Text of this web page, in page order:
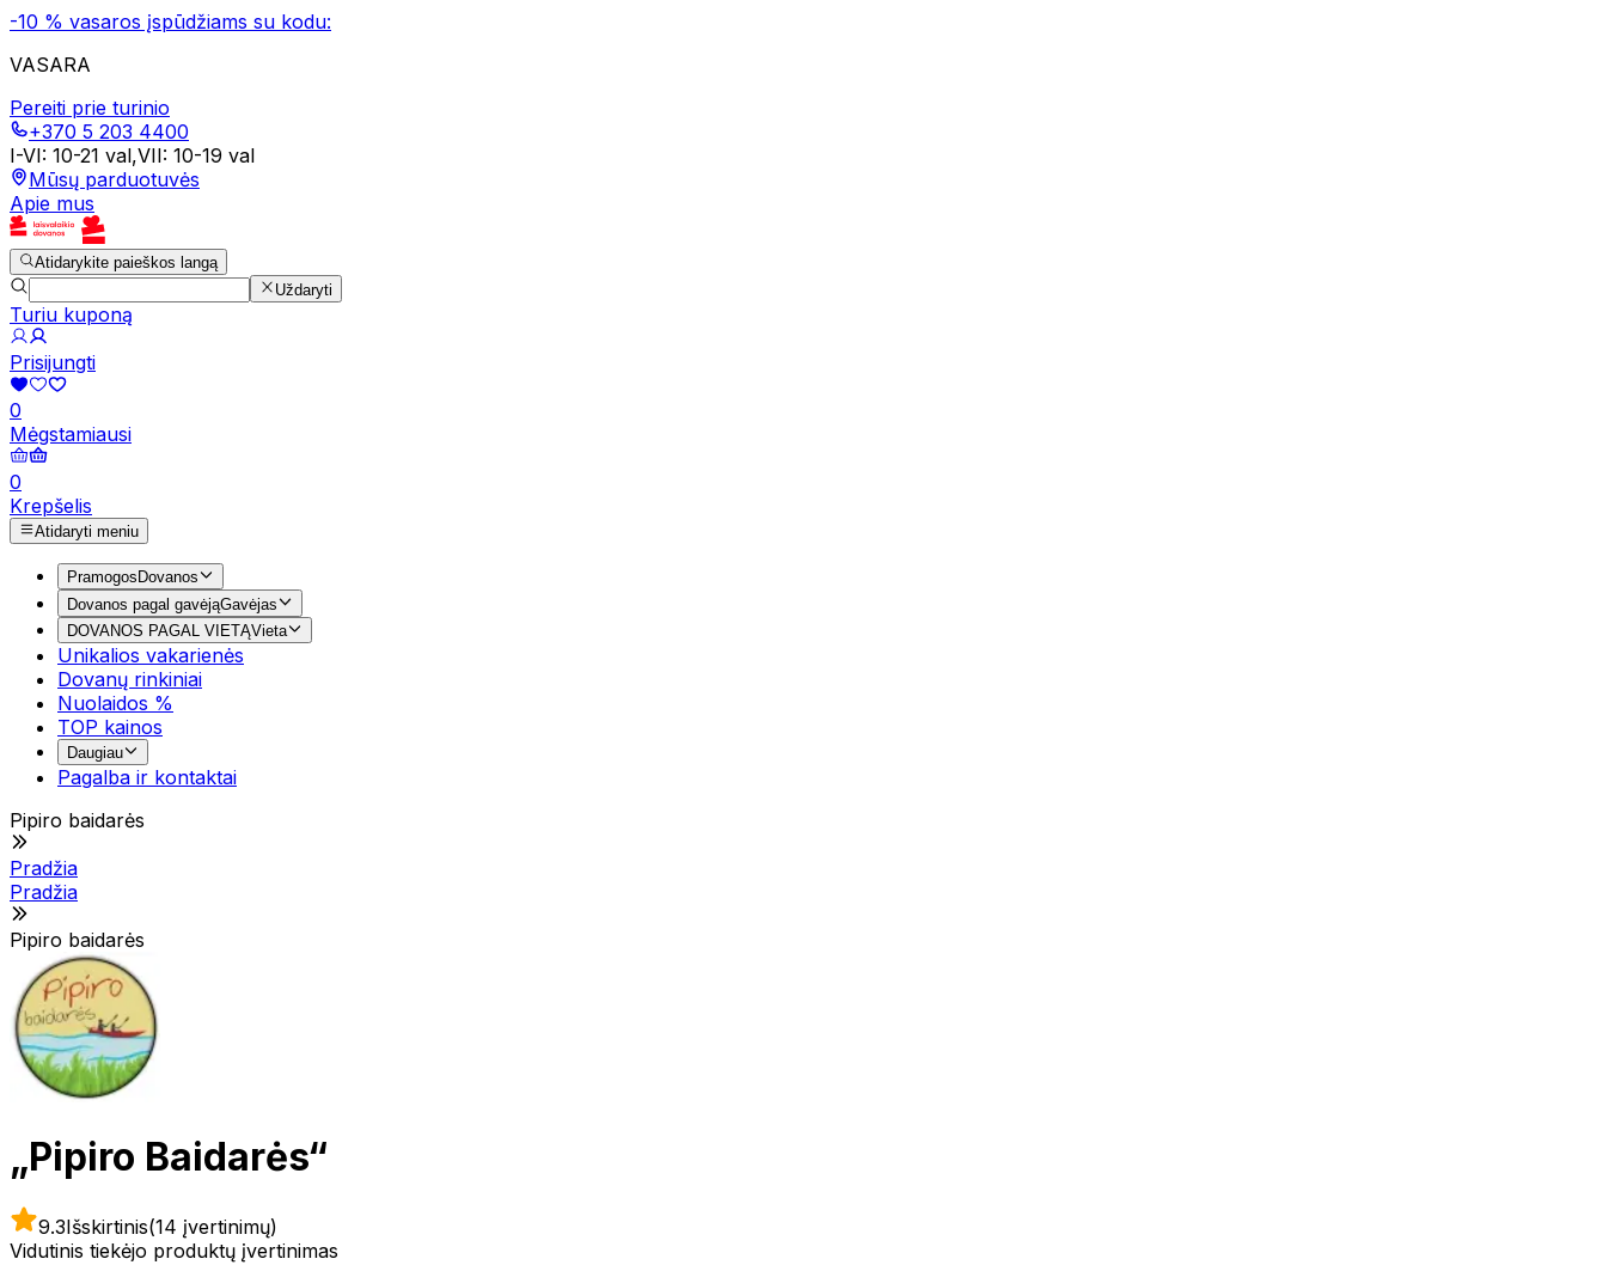
-10 % vasaros įspūdžiams su kodu:
VASARA
Pereiti prie turinio
+370 5 203 4400
I-VI: 10-21 val,VII: 10-19 val
Mūsų parduotuvės
Apie mus
Atidarykite paieškos langą
Uždaryti
Turiu kuponą
Prisijungti
0
Mėgstamiausi
0
Krepšelis
Atidaryti meniu
Pramogos Dovanos
Dovanos pagal gavėjąGavėjas
DOVANOS PAGAL VIETĄVieta
Unikalios vakarienės
Dovanų rinkiniai
Nuolaidos %
TOP kainos
Daugiau
Pagalba ir kontaktai
Pipiro baidarės
Pradžia
Pradžia
Pipiro baidarės
„Pipiro Baidarės“
9.3Išskirtinis(14 įvertinimų)
Vidutinis tiekėjo produktų įvertinimas